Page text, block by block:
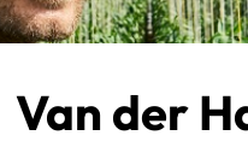
Van der